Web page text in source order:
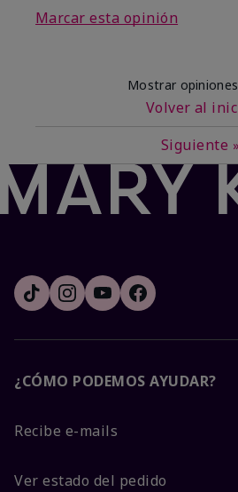
Marcar esta opinión
Mostrar opiniones
Volver al
Siguiente »
¿CÓMO PODEMOS AYUDAR?
Recibe e-mails
Ver estado del pedido